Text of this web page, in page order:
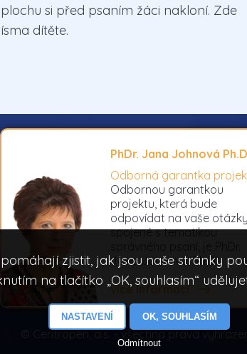
si před psaním žáci nakloní. Zde
dítěte.
PhDr. Jana Johnová
Odborná garantka
Odbornou garantkou
projektu, která bude
odpovídat na vaše otázky
spojené s tematikou
Jana Johnová, Ph.D..
více informací
© Centropen, a.s. - všechna práva
zjistit, jak jsou naše stránky
na tlačítko „OK, souhlasím“
NASTAVENÍ OK, SOUHLASÍM
Odmítnout